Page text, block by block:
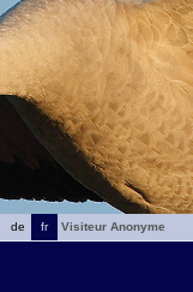
fr
de
Visiteur Anonyme